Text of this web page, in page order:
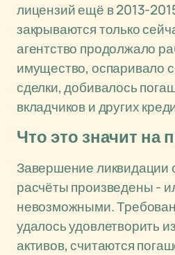
лицензий ещё в 2013-
закрываются только
агентство продолжало
имущество, оспаривало
сделки, добивалось
вкладчиков и других
Что это значит на
Завершение ликвидации
расчёты произведены -
невозможными.
удалось удовлетворить
активов, считаются